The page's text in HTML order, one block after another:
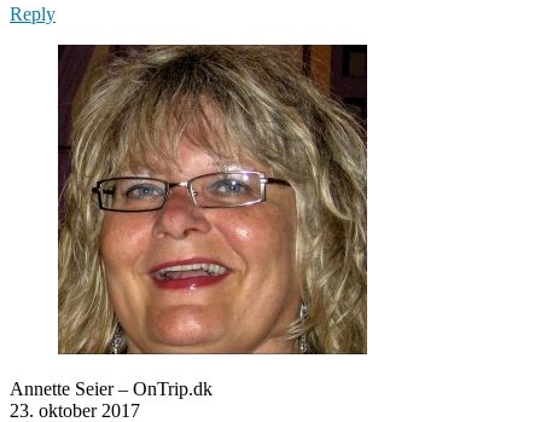
Reply
Annette Seier – OnTrip.dk
23. oktober 2017